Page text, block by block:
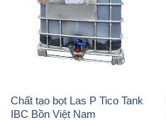
Chất tạo bọt Las P Tico Tank
IBC Bồn Việt Nam